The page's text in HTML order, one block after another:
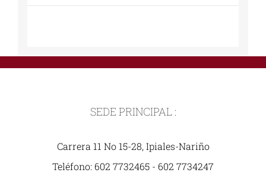
SEDE PRINCIPAL :
Carrera 11 No 15-28, Ipiales-Nariño
Teléfono: 602 7732465 - 602 7734247